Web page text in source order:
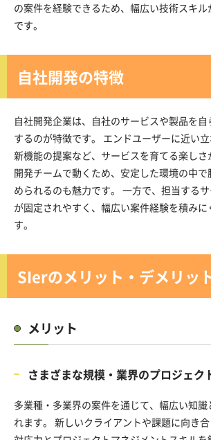
の案件を経験できるため、幅広い技術スキ
です。
自社開発の特徴
自社開発企業は、自社のサービスや製品を
するのが特徴です。 エンドユーザーに近い
新機能の提案など、サービスを育てる楽し
開発チームで動くため、安定した環境の中
められるのも魅力です。 一方で、担当する
が固定されやすく、幅広い案件経験を積みに
す。
SIerのメリット・デメリッ
メリット
さまざまな規模・業界のプロジェク
多業種・多業界の案件を通じて、幅広い知
れます。 新しいクライアントや課題に向き